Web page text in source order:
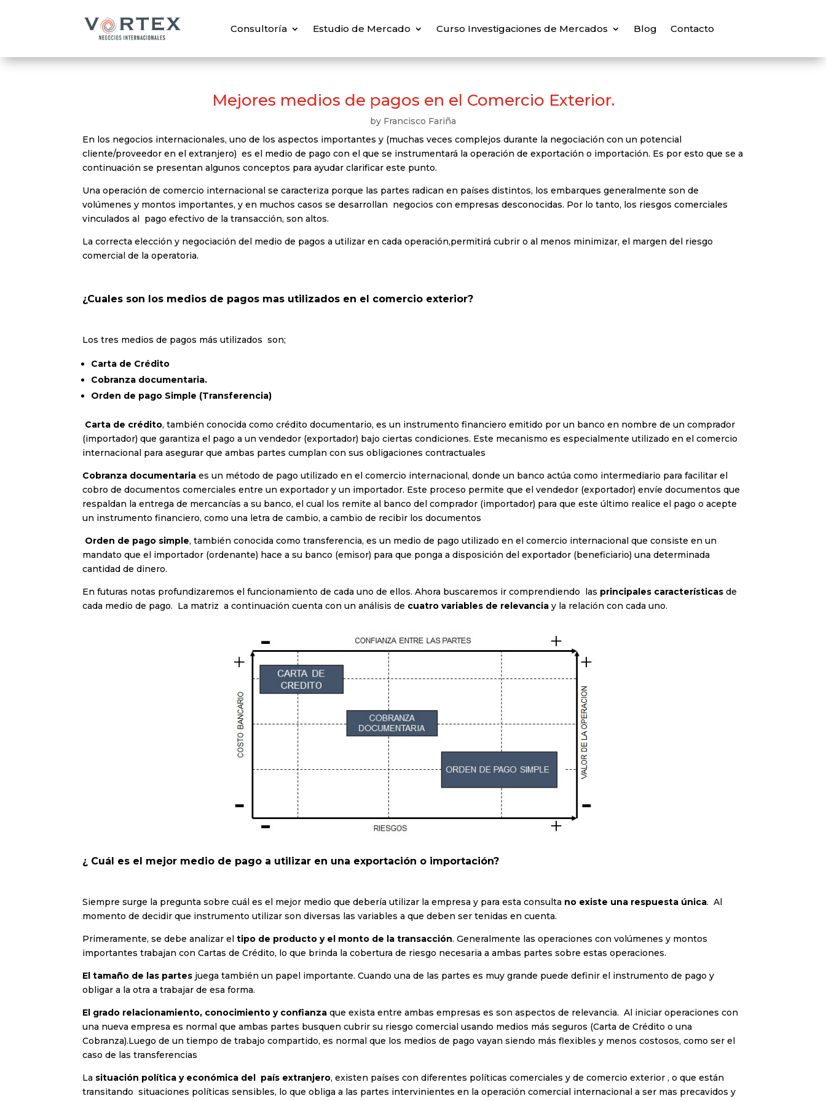
Consultoría Estudio de Mercado Curso Investigaciones de Mercados Blog Contacto
Mejores medios de pagos en el Comercio Exterior.
by Francisco Fariña
En los negocios internacionales, uno de los aspectos importantes y (muchas veces complejos durante la negociación con un potencial
cliente/proveedor en el extranjero) es el medio de pago con el que se instrumentará la operación de exportación o importación. Es por esto que se a
continuación se presentan algunos conceptos para ayudar clarificar este punto.
Una operación de comercio internacional se caracteriza porque las partes radican en países distintos, los embarques generalmente son de
volúmenes y montos importantes, y en muchos casos se desarrollan negocios con empresas desconocidas. Por lo tanto, los riesgos comerciales
vinculados al pago efectivo de la transacción, son altos.
La correcta elección y negociación del medio de pagos a utilizar en cada operación,permitirá cubrir o al menos minimizar, el margen del riesgo
comercial de la operatoria.
¿Cuales son los medios de pagos mas utilizados en el comercio exterior?
Los tres medios de pagos más utilizados son;
Carta de Crédito
Cobranza documentaria.
Orden de pago Simple (Transferencia)
Carta de crédito, también conocida como crédito documentario, es un instrumento financiero emitido por un banco en nombre de un comprador
(importador) que garantiza el pago a un vendedor (exportador) bajo ciertas condiciones. Este mecanismo es especialmente utilizado en el comercio
internacional para asegurar que ambas partes cumplan con sus obligaciones contractuales
Cobranza documentaria es un método de pago utilizado en el comercio internacional, donde un banco actúa como intermediario para facilitar el
cobro de documentos comerciales entre un exportador y un importador. Este proceso permite que el vendedor (exportador) envíe documentos que
respaldan la entrega de mercancías a su banco, el cual los remite al banco del comprador (importador) para que este último realice el pago o acepte
un instrumento financiero, como una letra de cambio, a cambio de recibir los documentos
Orden de pago simple, también conocida como transferencia, es un medio de pago utilizado en el comercio internacional que consiste en un
mandato que el importador (ordenante) hace a su banco (emisor) para que ponga a disposición del exportador (beneficiario) una determinada
cantidad de dinero.
En futuras notas profundizaremos el funcionamiento de cada uno de ellos. Ahora buscaremos ir comprendiendo las principales características de
cada medio de pago. La matriz a continuación cuenta con un análisis de cuatro variables de relevanciay la relación con cada uno.
¿ Cuál es el mejor medio de pago a utilizar en una exportación o importación?
Siempre surge la pregunta sobre cuál es el mejor medio que debería utilizar la empresa y para esta consulta no existe una respuesta única. Al
momento de decidir que instrumento utilizar son diversas las variables a que deben ser tenidas en cuenta.
Primeramente, se debe analizar eltipo de producto y el monto de la transacción. Generalmente las operaciones con volúmenes y montos
importantes trabajan con Cartas de Crédito, lo que brinda la cobertura de riesgo necesaria a ambas partes sobre estas operaciones.
El tamaño de las partes juega también un papel importante. Cuando una de las partes es muy grande puede definir el instrumento de pago y
obligar a la otra a trabajar de esa forma.
El grado relacionamiento, conocimiento y confianza que exista entre ambas empresas es son aspectos de relevancia. Al iniciar operaciones con
una nueva empresa es normal que ambas partes busquen cubrir su riesgo comercial usando medios más seguros (Carta de Crédito o una
Cobranza).Luego de un tiempo de trabajo compartido, es normal que los medios de pago vayan siendo más flexibles y menos costosos, como ser el
caso de las transferencias
La situación política y económica del país extranjero, existen países con diferentes políticas comerciales y de comercio exterior , o que están
transitando situaciones políticas sensibles, lo que obliga a las partes intervinientes en la operación comercial internacional a ser mas precavidos y